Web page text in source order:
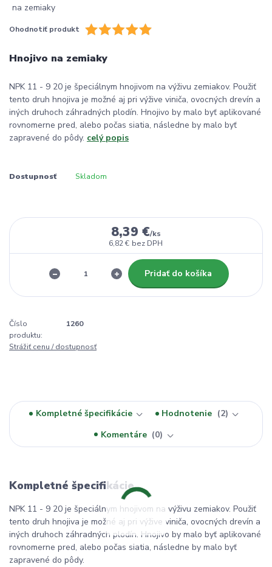
Ohodnotiť produkt
Hnojivo na zemiaky
NPK 11 - 9 20 je špeciálnym hnojivom na výživu zemiakov. Použiť
tento druh hnojiva je možné aj pri výžive viniča, ovocných drevín a
iných druhoch záhradných plodín. Hnojivo by malo byť aplikované
rovnomerne pred, alebo počas siatia, následne by malo byť
zapravené do pôdy. celý popis
Dostupnosť Skladom
8,39 €/ks
6,82 € bez DPH
Pridať do košíka
Číslo
produktu:
1260
Strážiť cenu / dostupnosť
Kompletné špecifikácie Hodnotenie
2
Komentáre
0
Kompletné špecifikácie
NPK 11 - 9 20 je špeciálnym hnojivom na výživu zemiakov. Použiť
tento druh hnojiva je možné aj pri výžive viniča, ovocných drevín a
iných druhoch záhradných plodín. Hnojivo by malo byť aplikované
rovnomerne pred, alebo počas siatia, následne by malo byť
zapravené do pôdy.